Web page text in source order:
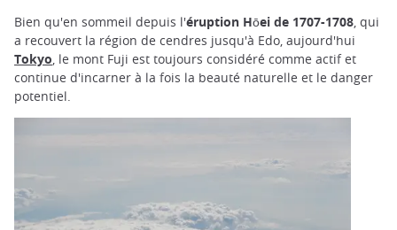
Bien qu'en sommeil depuis l'éruption Hōei de 1707-1708, qui
a recouvert la région de cendres jusqu'à Edo, aujourd'hui
Tokyo, le mont Fuji est toujours considéré comme actif et
continue d'incarner à la fois la beauté naturelle et le danger
potentiel.